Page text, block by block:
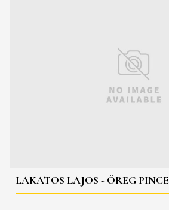
LAKATOS LAJOS - ÖREG PINCE